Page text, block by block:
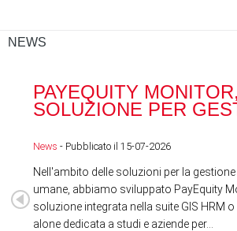
NEWS
PAYEQUITY
SOLUZIONE PER
News - Pubblicato il 15-07-2026
Nell'ambito delle soluzioni per la
umane, abbiamo sviluppato PayEquity
soluzione integrata nella suite GIS HRM
alone dedicata a studi e aziende per...